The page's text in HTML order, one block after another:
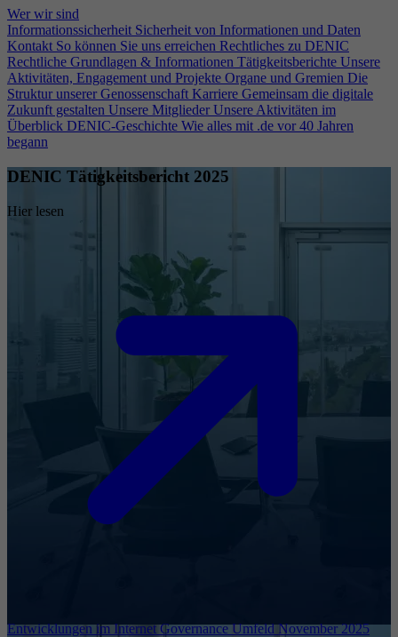
Wer wir sind
Informationssicherheit Sicherheit von Informationen und Daten
Kontakt So können Sie uns erreichen Rechtliches zu DENIC
Rechtliche Grundlagen & Informationen Tätigkeitsberichte Unsere
Aktivitäten, Engagement und Projekte Organe und Gremien Die
Struktur unserer Genossenschaft Karriere Gemeinsam die digitale
Zukunft gestalten Unsere Mitglieder Unsere Aktivitäten im
Überblick DENIC-Geschichte Wie alles mit .de vor 40 Jahren
begann
DENIC Tätigkeitsbericht 2025
Hier lesen
Entwicklungen im Internet Governance Umfeld November 2025